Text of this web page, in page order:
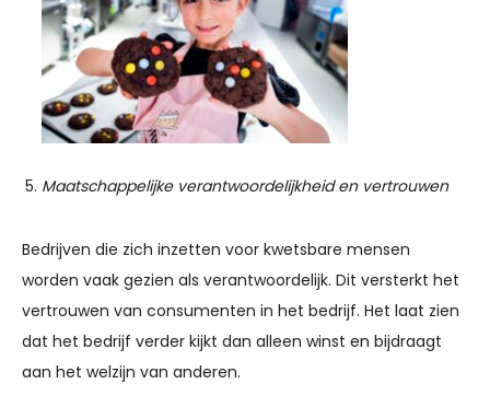
Maatschappelijke verantwoordelijkheid en vertrouwen
Bedrijven die zich inzetten voor kwetsbare mensen
worden vaak gezien als verantwoordelijk. Dit versterkt het
vertrouwen van consumenten in het bedrijf. Het laat zien
dat het bedrijf verder kijkt dan alleen winst en bijdraagt
aan het welzijn van anderen.